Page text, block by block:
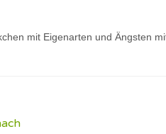
mit Eigenarten und Ängsten